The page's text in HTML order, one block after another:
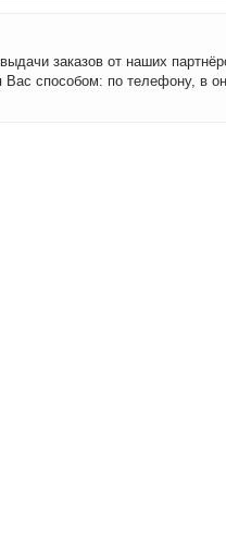
заказов от наших
способом: по телефону, в